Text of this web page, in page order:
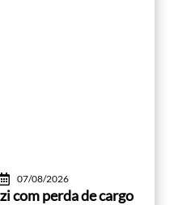
07/08/2026
com perda de cargo